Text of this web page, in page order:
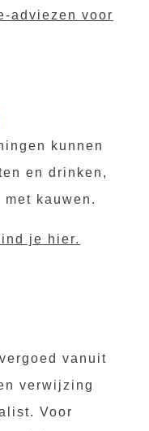
adviezen voor
kunnen
en drinken,
kauwen.
je hier.
vanuit
verwijzing
Voor